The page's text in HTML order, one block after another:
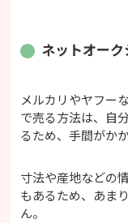
ネットオーク
メルカリやヤフー
で売る方法は、自
るため、手間がかか
寸法や産地などの
もあるため、あま
ん。